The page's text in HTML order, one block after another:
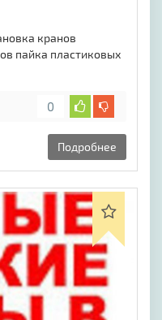
кранов
пайка пластиковых
0
Подробнее